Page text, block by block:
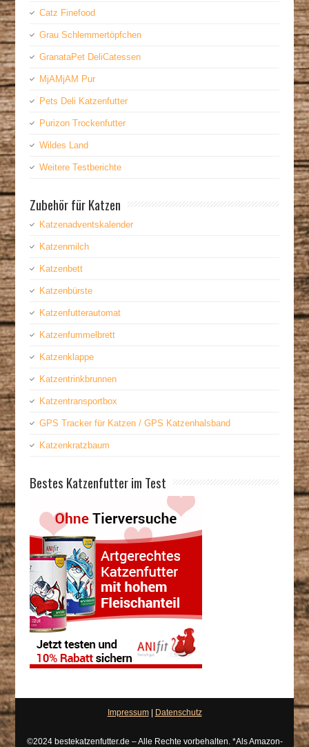
Catz Finefood
Grau Schlemmertöpfchen
GranataPet DeliCatessen
MjAMjAM Pur
Pets Deli Katzenfutter
Purizon Trockenfutter
Wildes Land
Weitere Testberichte
Zubehör für Katzen
Katzenadventskalender
Katzenmilch
Katzenbett
Katzenbürste
Katzenfutterautomat
Katzenfummelbrett
Katzenklappe
Katzentrinkbrunnen
Katzentransportbox
GPS Tracker für Katzen / GPS Katzenhalsband
Katzenkratzbaum
Bestes Katzenfutter im Test
Impressum| Datenschutz
©2024 bestekatzenfutter.de – Alle Rechte vorbehalten. *Als Amazon-